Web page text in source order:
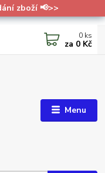
zboží 📢>>
Menu
0 ks
za 0 Kč